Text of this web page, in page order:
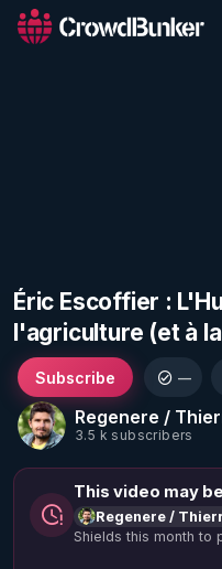
Éric Escoffier :
l'agriculture (et à
Regenere /
3.5 k subscribers
Subscribe —
This video may
Regenere /
Shields this month to